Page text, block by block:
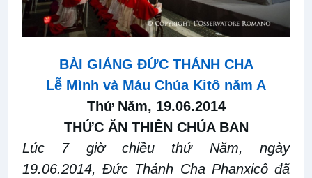
BÀI GIẢNG ĐỨC THÁNH CHA
Lễ Mình và Máu Chúa Kitô năm A
Thứ Năm, 19.06.2014
THỨC ĂN THIÊN CHÚA BAN
Lúc 7 giờ chiều thứ Năm, ngày
19.06.2014, Đức Thánh Cha Phanxicô đã